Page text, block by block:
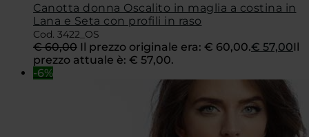
Canotta donna Oscalito in maglia a costina in
Lana e Seta con profili in raso
Cod. 3422_OS
€60,00 Il prezzo originale era: € 60,00.€ 57,00Il
prezzo attuale è: € 57,00.
-6%